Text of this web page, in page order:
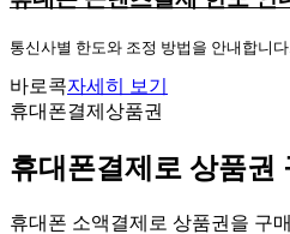
통신사별 한도와 조정 방법을 안내합니
바로콕자세히 보기
휴대폰결제상품권
휴대폰결제로 상품권
휴대폰 소액결제로 상품권을 구